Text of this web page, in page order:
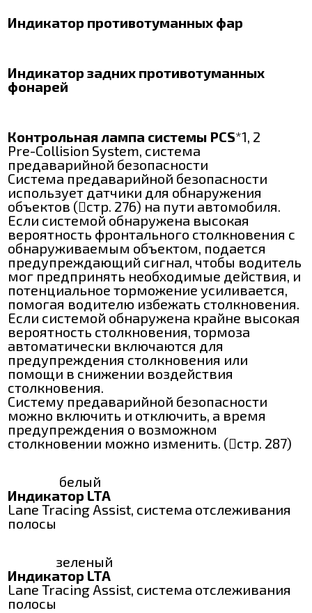
Индикатор противотуманных фар
Индикатор задних противотуманных
фонарей
Контрольная лампа системы PCS*1, 2
Pre-Collision System, система
предаварийной безопасности
Система предаварийной безопасности
использует датчики для обнаружения
объектов (стр. 276) на пути автомобиля.
Если системой обнаружена высокая
вероятность фронтального столкновения с
обнаруживаемым объектом, подается
предупреждающий сигнал, чтобы водитель
мог предпринять необходимые действия, и
потенциальное торможение усиливается,
помогая водителю избежать столкновения.
Если системой обнаружена крайне высокая
вероятность столкновения, тормоза
автоматически включаются для
предупреждения столкновения или
помощи в снижении воздействия
столкновения.
Систему предаварийной безопасности
можно включить и отключить, а время
предупреждения о возможном
столкновении можно изменить. (стр. 287)
белый
Индикатор LTA
Lane Tracing Assist, система отслеживания
полосы
зеленый
Индикатор LTA
Lane Tracing Assist, система отслеживания
полосы